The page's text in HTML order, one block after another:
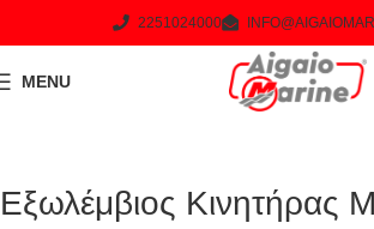
2251024000
MENU
Εξωλέμβιος Κινητήρας